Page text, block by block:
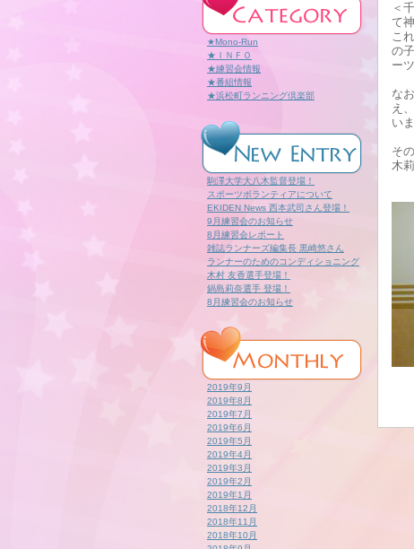
★Mono-Run
★ＩＮＦＯ
★練習会情報
★番組情報
★浜松町ランニング倶楽部
駒澤大学大八木監督登場！
スポーツボランティアについて
EKIDEN News 西本武司さん登場！
9月練習会のお知らせ
8月練習会レポート
雑誌ランナーズ編集長 黒崎悠さん
ランナーのためのコンディショニング
木村 友香選手登場！
鍋島莉奈選手 登場！
8月練習会のお知らせ
2019年9月
2019年8月
2019年7月
2019年6月
2019年5月
2019年4月
2019年3月
2019年2月
2019年1月
2018年12月
2018年11月
2018年10月
＜
て
こ
の
ー
な
え
い
そ
木